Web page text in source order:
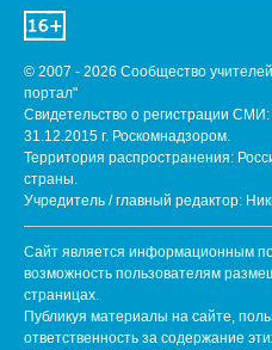
© 2007 - 2026 Сообщество
портал"
Свидетельство о регистрации
31.12.2015 г. Роскомнадзором.
Территория распространения:
страны.
Учредитель / главный редактор:
Сайт является информационным
возможность пользователям
страницах.
Публикуя материалы на сайте,
ответственность за содержание